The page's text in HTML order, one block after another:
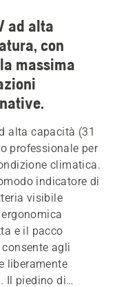
ad alta
con
massima
alta capacità (31
professionale per
climatica.
indicatore di
visibile
e il pacco
agli
liberamente
Il piedino di